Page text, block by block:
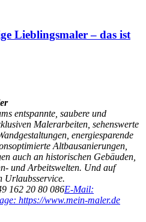
Lieblingsmaler – das ist
entspannte, saubere und
Malerarbeiten, sehenswerte
energiesparende
Altbausanierungen,
auch an historischen Gebäuden,
und Arbeitswelten. Und auf
Urlaubsservice.
162 20 80 086E-Mail:
https://www.mein-maler.de